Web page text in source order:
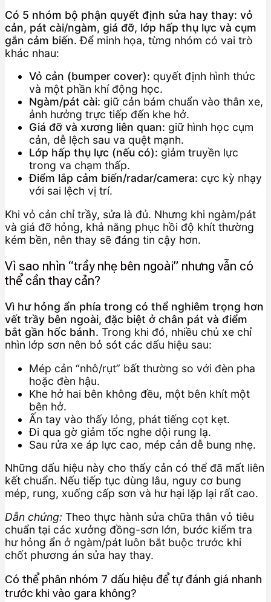
Có 5 nhóm bộ phận quyết định sửa hay thay: vỏ
cản, pát cài/ngàm, giá đỡ, lớp hấp thụ lực và cụm
gắn cảm biến. Để minh họa, từng nhóm có vai trò
khác nhau:
Vỏ cản (bumper cover): quyết định hình thức
và một phần khí động học.
Ngàm/pát cài: giữ cản bám chuẩn vào thân xe,
ảnh hưởng trực tiếp đến khe hở.
Giá đỡ và xương liên quan: giữ hình học cụm
cản, dễ lệch sau va quệt mạnh.
Lớp hấp thụ lực (nếu có): giảm truyền lực
trong va chạm thấp.
Điểm lắp cảm biến/radar/camera: cực kỳ nhạy
với sai lệch vị trí.
Khi vỏ cản chỉ trầy, sửa là đủ. Nhưng khi ngàm/pát
và giá đỡ hỏng, khả năng phục hồi độ khít thường
kém bền, nên thay sẽ đáng tin cậy hơn.
Vì sao nhìn “trầy nhẹ bên ngoài” nhưng vẫn có
thể cần thay cản?
Vì hư hỏng ẩn phía trong có thể nghiêm trọng hơn
vết trầy bên ngoài, đặc biệt ở chân pát và điểm
bắt gần hốc bánh. Trong khi đó, nhiều chủ xe chỉ
nhìn lớp sơn nên bỏ sót các dấu hiệu sau:
Mép cản “nhô/rụt” bất thường so với đèn pha
hoặc đèn hậu.
Khe hở hai bên không đều, một bên khít một
bên hở.
Ấn tay vào thấy lỏng, phát tiếng cọt kẹt.
Đi qua gờ giảm tốc nghe dội rung lạ.
Sau rửa xe áp lực cao, mép cản dễ bung nhẹ.
Những dấu hiệu này cho thấy cản có thể đã mất liên
kết chuẩn. Nếu tiếp tục dùng lâu, nguy cơ bung
mép, rung, xuống cấp sơn và hư hại lặp lại rất cao.
Dẫn chứng: Theo thực hành sửa chữa thân vỏ tiêu
chuẩn tại các xưởng đồng-sơn lớn, bước kiểm tra
hư hỏng ẩn ở ngàm/pát luôn bắt buộc trước khi
chốt phương án sửa hay thay.
Có thể phân nhóm 7 dấu hiệu để tự đánh giá nhanh
trước khi vào gara không?